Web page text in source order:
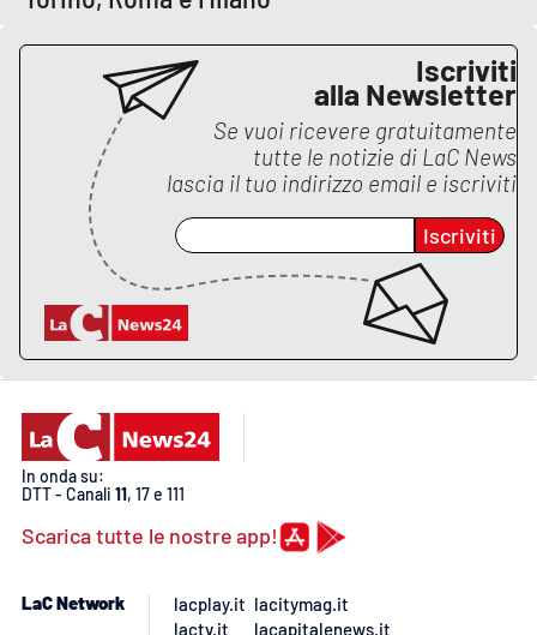
Catanzarochannel.it
Android
Iscriviti
alla Newsletter
Se vuoi ricevere gratuitamente
tutte le notizie di LaC News
lascia il tuo indirizzo email e iscriviti
Iscriviti
In onda su:
DTT - Canali 11, 17 e 111
Scarica tutte le nostre app!
LaC Network
lacplay.it
lactv.it
lacitymag.it
lacapitalenews.it